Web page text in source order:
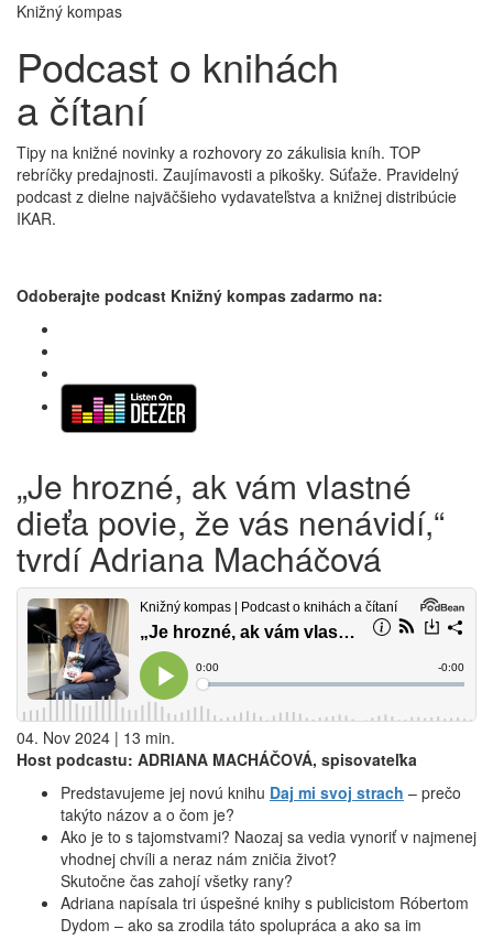
Knižný kompas
Podcast o knihách
a čítaní
Tipy na knižné novinky a rozhovory zo zákulisia kníh. TOP
rebríčky predajnosti. Zaujímavosti a pikošky. Súťaže. Pravidelný
podcast z dielne najväčšieho vydavateľstva a knižnej distribúcie
IKAR.
Odoberajte podcast Knižný kompas zadarmo na:
„Je hrozné, ak vám vlastné
dieťa povie, že vás nenávidí,“
tvrdí Adriana Macháčová
04. Nov 2024 | 13 min.
Host podcastu: ADRIANA MACHÁČOVÁ, spisovateľka
Predstavujeme jej novú knihu Daj mi svoj strach – prečo
takýto názov a o čom je?
Ako je to s tajomstvami? Naozaj sa vedia vynoriť v najmenej
vhodnej chvíli a neraz nám zničia život?
Skutočne čas zahojí všetky rany?
Adriana napísala tri úspešné knihy s publicistom Róbertom
Dydom – ako sa zrodila táto spolupráca a ako sa im